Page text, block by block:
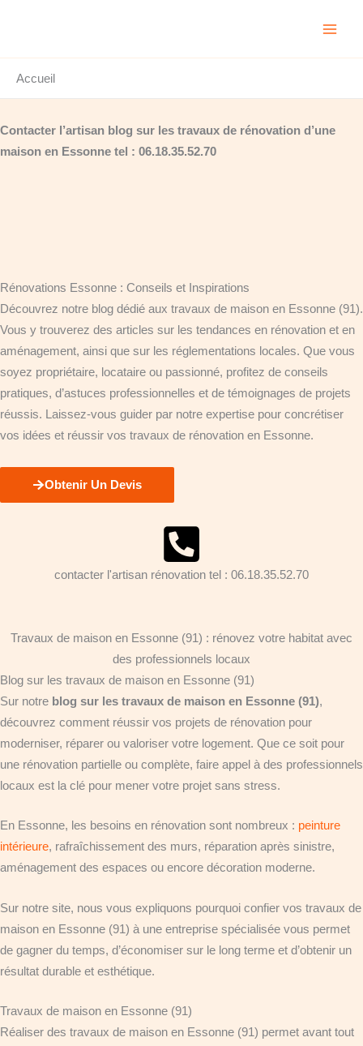
Accueil
Contacter l’artisan blog sur les travaux de rénovation d’une
maison en Essonne tel : 06.18.35.52.70
Rénovations Essonne : Conseils et Inspirations
Découvrez notre blog dédié aux travaux de maison en Essonne (91).
Vous y trouverez des articles sur les tendances en rénovation et en
aménagement, ainsi que sur les réglementations locales. Que vous
soyez propriétaire, locataire ou passionné, profitez de conseils
pratiques, d’astuces professionnelles et de témoignages de projets
réussis. Laissez-vous guider par notre expertise pour concrétiser
vos idées et réussir vos travaux de rénovation en Essonne.
Obtenir Un Devis
contacter l'artisan rénovation tel : 06.18.35.52.70
Travaux de maison en Essonne (91) : rénovez votre habitat avec
des professionnels locaux
Blog sur les travaux de maison en Essonne (91)
Sur notre blog sur les travaux de maison en Essonne (91),
découvrez comment réussir vos projets de rénovation pour
moderniser, réparer ou valoriser votre logement. Que ce soit pour
une rénovation partielle ou complète, faire appel à des professionnels
locaux est la clé pour mener votre projet sans stress.
En Essonne, les besoins en rénovation sont nombreux : peinture
intérieure, rafraîchissement des murs, réparation après sinistre,
aménagement des espaces ou encore décoration moderne.
Sur notre site, nous vous expliquons pourquoi confier vos travaux de
maison en Essonne (91) à une entreprise spécialisée vous permet
de gagner du temps, d’économiser sur le long terme et d’obtenir un
résultat durable et esthétique.
Travaux de maison en Essonne (91)
Réaliser des travaux de maison en Essonne (91) permet avant tout